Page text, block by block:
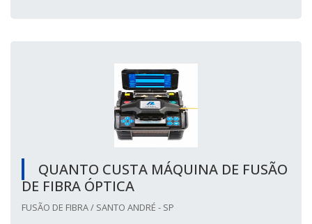
QUANTO CUSTA MÁQUINA DE FUSÃO
DE FIBRA ÓPTICA
FUSÃO DE FIBRA / SANTO ANDRÉ - SP